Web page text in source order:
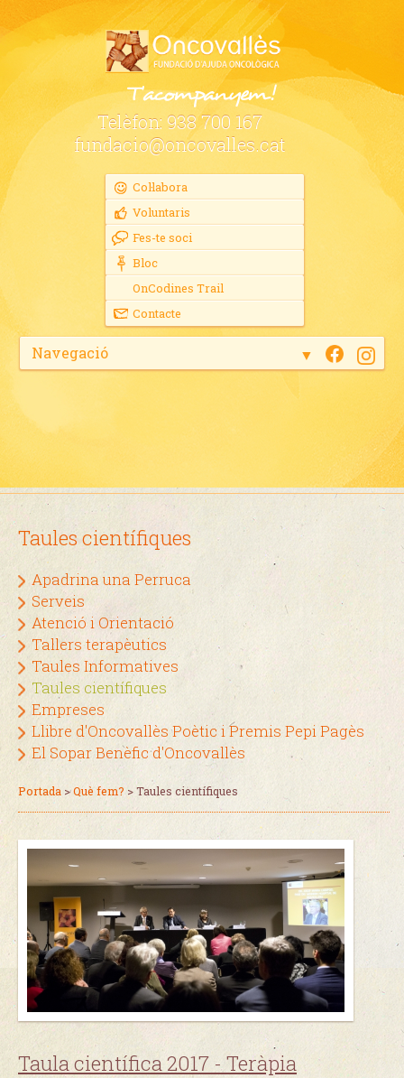
Col·labora
Voluntaris
Fes-te soci
Bloc
OnCodines Trail
Contacte
Telèfon: 938 700 167
fundacio@oncovalles.cat
Navegació ▼
Taules científiques
Apadrina una Perruca
Serveis
Atenció i Orientació
Tallers terapèutics
Taules Informatives
Taules científiques
Empreses
Llibre d'Oncovallès Poètic i Premis Pepi Pagès
El Sopar Benèfic d'Oncovallès
Portada >Què fem? >Taules científiques
Taula científica 2017 - Teràpia